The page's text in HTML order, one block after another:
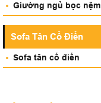
Giường ngủ bọc nệm
Sofa Tân Cổ Điển
Sofa tân cổ điển